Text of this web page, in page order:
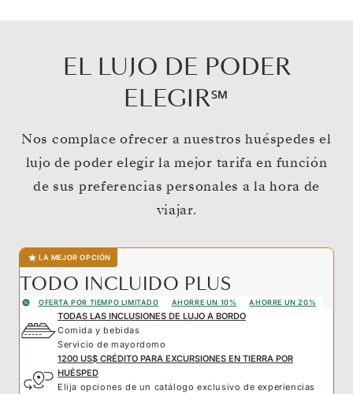
EL LUJO DE PODER
ELEGIR℠
Nos complace ofrecer a nuestros huéspedes el
lujo de poder elegir la mejor tarifa en función
de sus preferencias personales a la hora de
viajar.
LA MEJOR OPCIÓN
TODO INCLUIDO PLUS
OFERTA POR TIEMPO LIMITADO AHORRE UN 10% AHORRE UN 20%
TODAS LAS INCLUSIONES DE LUJO A BORDO
Comida y bebidas
Servicio de mayordomo
1200 US$ CRÉDITO PARA EXCURSIONES EN TIERRA POR
HUÉSPED
Elija opciones de un catálogo exclusivo de experiencias